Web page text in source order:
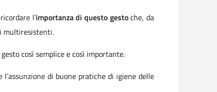
l’importanza di questo gestoche, da
multiresistenti.
così semplice e così importante.
di buone pratiche di igiene delle